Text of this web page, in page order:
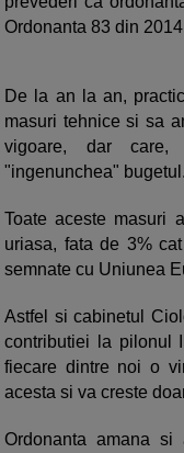
Ordonanta 83 din
De la an la an,
masuri tehnice si sa
vigoare, dar
"ingenunchea" bugetul.
Toate aceste masuri
uriasa, fata de 3%
semnate cu Uniunea
Astfel si cabinetul
contributiei la pilonul
fiecare dintre noi o
acesta si va creste
Ordonanta amana